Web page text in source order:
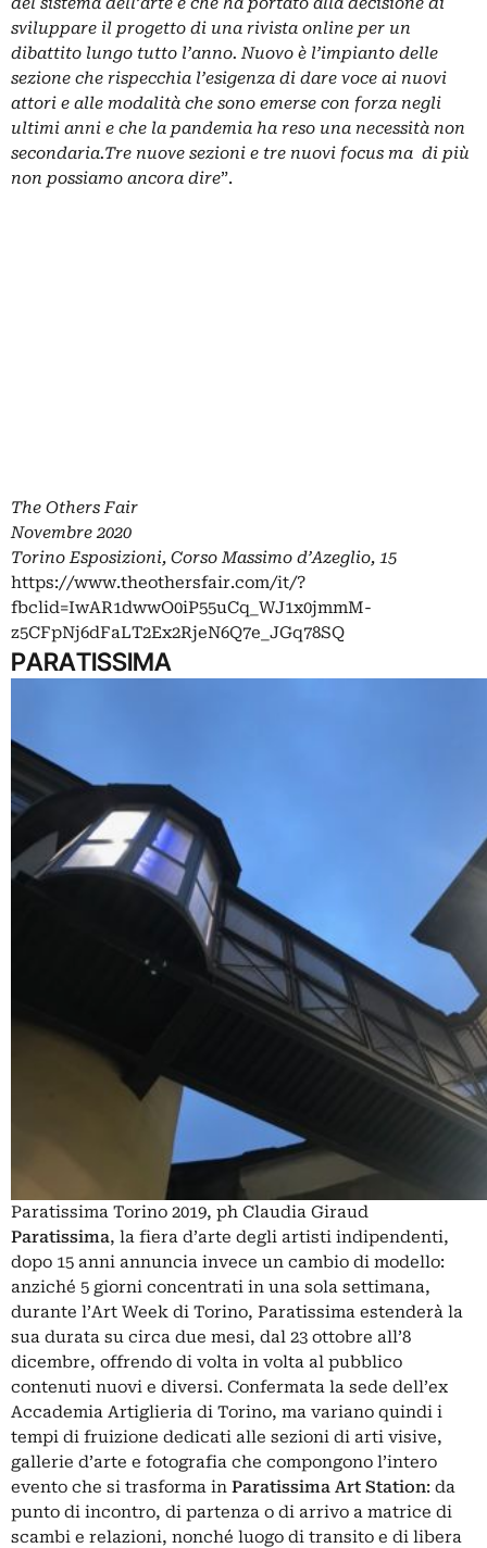
sviluppare il progetto di una rivista online per un
dibattito lungo tutto l’anno. Nuovo è l’impianto delle
sezione che rispecchia l’esigenza di dare voce ai nuovi
attori e alle modalità che sono emerse con forza negli
ultimi anni e che la pandemia ha reso una necessità non
secondaria.Tre nuove sezioni e tre nuovi focus ma di più
non possiamo ancora dire”.
The Others Fair
Novembre 2020
Torino Esposizioni, Corso Massimo d’Azeglio, 15
https://www.theothersfair.com/it/?
fbclid=IwAR1dwwO0iP55uCq_WJ1x0jmmM-
z5CFpNj6dFaLT2Ex2RjeN6Q7e_JGq78SQ
PARATISSIMA
Paratissima Torino 2019, ph Claudia Giraud
Paratissima, la fiera d’arte degli artisti indipendenti,
dopo 15 anni annuncia invece un cambio di modello:
anziché 5 giorni concentrati in una sola settimana,
durante l’Art Week di Torino, Paratissima estenderà la
sua durata su circa due mesi, dal 23 ottobre all’8
dicembre, offrendo di volta in volta al pubblico
contenuti nuovi e diversi. Confermata la sede dell’ex
Accademia Artiglieria di Torino, ma variano quindi i
tempi di fruizione dedicati alle sezioni di arti visive,
gallerie d’arte e fotografia che compongono l’intero
evento che si trasforma in Paratissima Art Station: da
punto di incontro, di partenza o di arrivo a matrice di
scambi e relazioni, nonché luogo di transito e di libera